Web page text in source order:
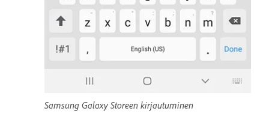
Samsung Galaxy Storeen kirjautuminen